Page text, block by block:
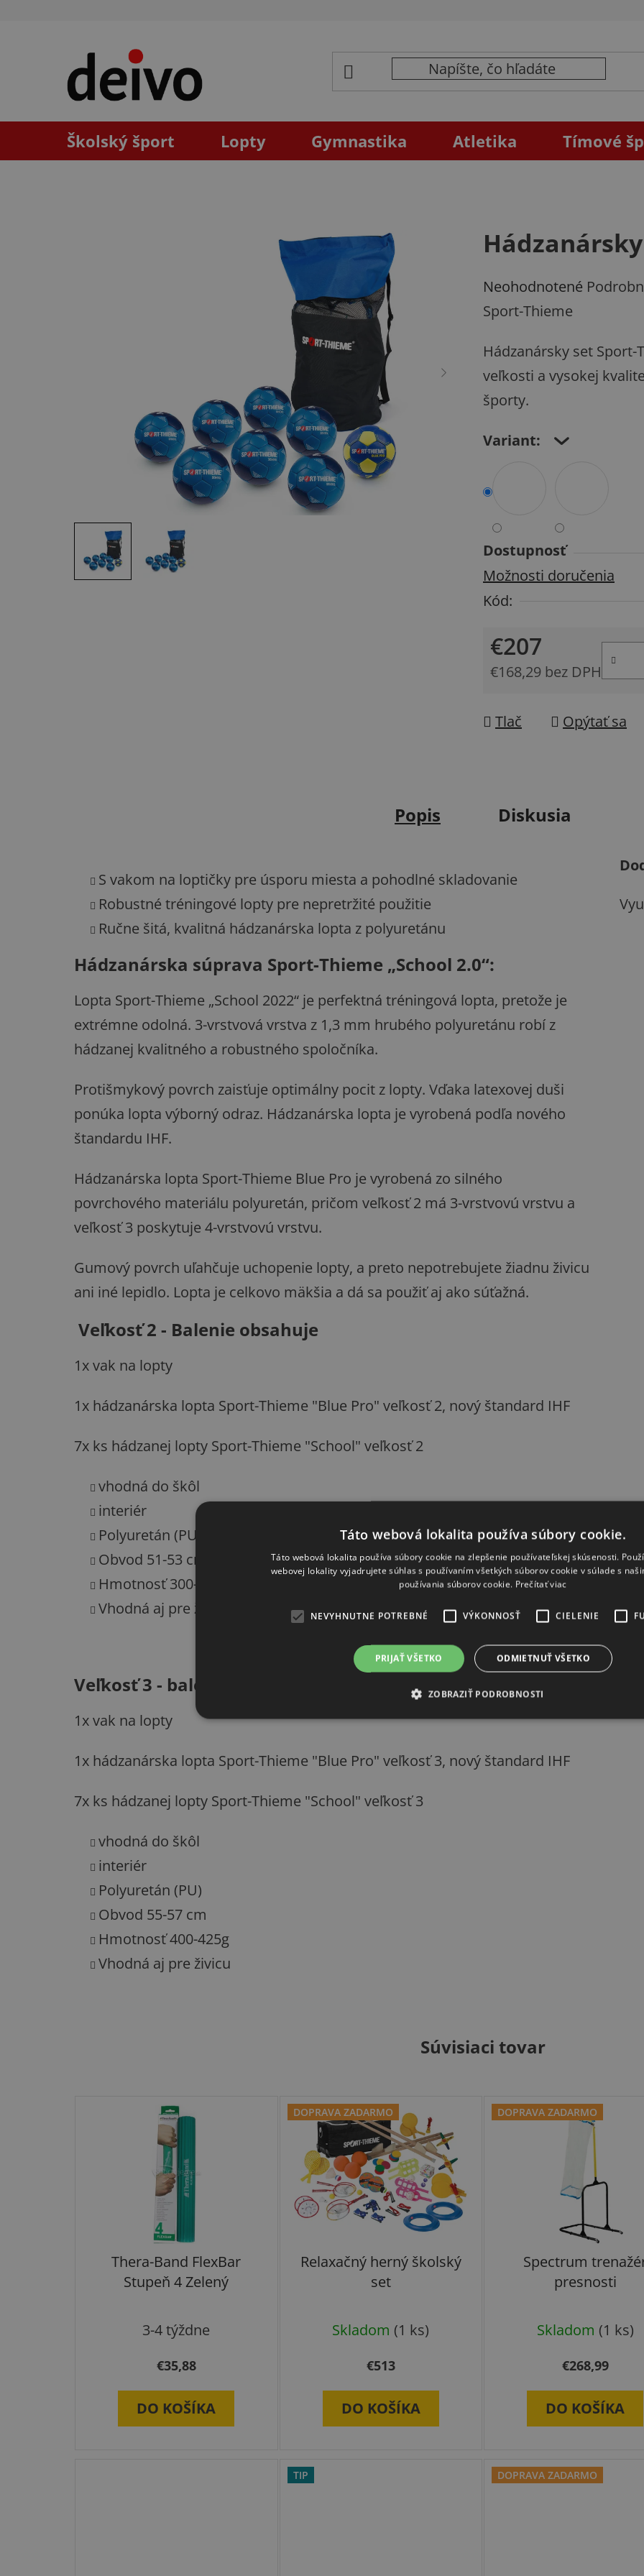
Školský šport Lopty Gymnastika Atletika Tímové
Priemerné
hodnotenie
je
0,0
z
5
Neohodnotené
Sport-Thieme
Hádzanársky set Sport-
veľkosti a vysokej
športy.
Variant:
Dostupnosť
Možnosti doručenia
Kód:
€207
€168,29 bez DPH
Tlač Opýtať sa
Popis Diskusia
S vakom na loptičky pre úsporu miesta a pohodlné skladovanie
Robustné tréningové lopty pre nepretržité použitie
Ručne šitá, kvalitná hádzanárska lopta z polyuretánu
Hádzanárska súprava Sport-Thieme „School 2.0“:
Lopta Sport-Thieme „School 2022“ je perfektná tréningová lopta, pretože je
extrémne odolná. 3-vrstvová vrstva z 1,3 mm hrubého polyuretánu robí z
hádzanej kvalitného a robustného spoločníka.
Protišmykový povrch zaisťuje optimálny pocit z lopty. Vďaka latexovej duši
ponúka lopta výborný odraz. Hádzanárska lopta je vyrobená podľa nového
štandardu IHF.
Hádzanárska lopta Sport-Thieme Blue Pro je vyrobená zo silného
povrchového materiálu polyuretán, pričom veľkosť 2 má 3-vrstvovú vrstvu a
veľkosť 3 poskytuje 4-vrstvovú vrstvu.
Gumový povrch uľahčuje uchopenie lopty, a preto nepotrebujete žiadnu živicu
ani iné lepidlo. Lopta je celkovo mäkšia a dá sa použiť aj ako súťažná.
Veľkosť 2 - Balenie obsahuje
1x vak na lopty
1x hádzanárska lopta Sport-Thieme "Blue Pro" veľkosť 2, nový štandard IHF
7x ks hádzanej lopty Sport-Thieme "School" veľkosť 2
vhodná do škôl
interiér
Polyuretán (PU)
Obvod 51-53 cm
Hmotnosť 300-325g
Vhodná aj pre živicu
Veľkosť 3 - balenie obsahuje
1x vak na lopty
1x hádzanárska lopta Sport-Thieme "Blue Pro" veľkosť 3, nový štandard IHF
7x ks hádzanej lopty Sport-Thieme "School" veľkosť 3
vhodná do škôl
interiér
Polyuretán (PU)
Obvod 55-57 cm
Hmotnosť 400-425g
Vhodná aj pre živicu
Súvisiaci tovar
Thera-Band FlexBar
Stupeň 4 Zelený
produktu
je
5,0
3-4 týždne
€35,88
DO KOŠÍKA
DOPRAVA ZADARMO
Relaxačný herný školský
set
Skladom (1 ks)
€513
DO KOŠÍKA
DOPRAVA ZADARMO
Spectrum
presnosti
Skladom (1 ks)
€268,99
DO KOŠÍKA
TIP DOPRAVA ZADARMO
Táto webová lokalita používa súbory cookie.
Táto webová lokalita používa súbory cookie na zlepšenie používateľskej skúsenosti.
webovej lokality vyjadrujete súhlas s používaním všetkých súborov cookie v súlade s
používania súborov cookie. Prečítať viac
NEVYHNUTNE POTREBNÉ VÝKONNOSŤ CIELENIE
PRIJAŤ VŠETKO ODMIETNUŤ VŠETKO
ZOBRAZIŤ PODROBNOSTI